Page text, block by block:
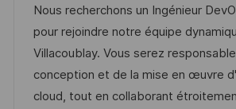
a
l
i
s
a
t
e
d
’
a
f
é
r
e
n
a
t
é
g
o
Nous recherchons un Ingénieur
pour rejoindre notre équipe
Villacoublay. Vous serez
conception et de la mise en œuvre
cloud, tout en collaborant